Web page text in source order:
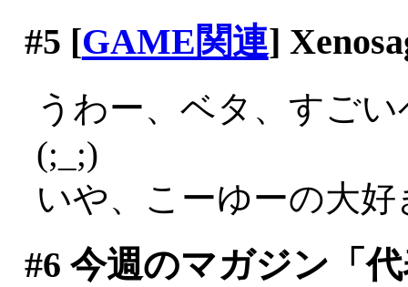
#5 [GAME関連]
うわー、ベタ、すご
(;_;)
いや、こーゆーの大
#6 今週のマガジン「